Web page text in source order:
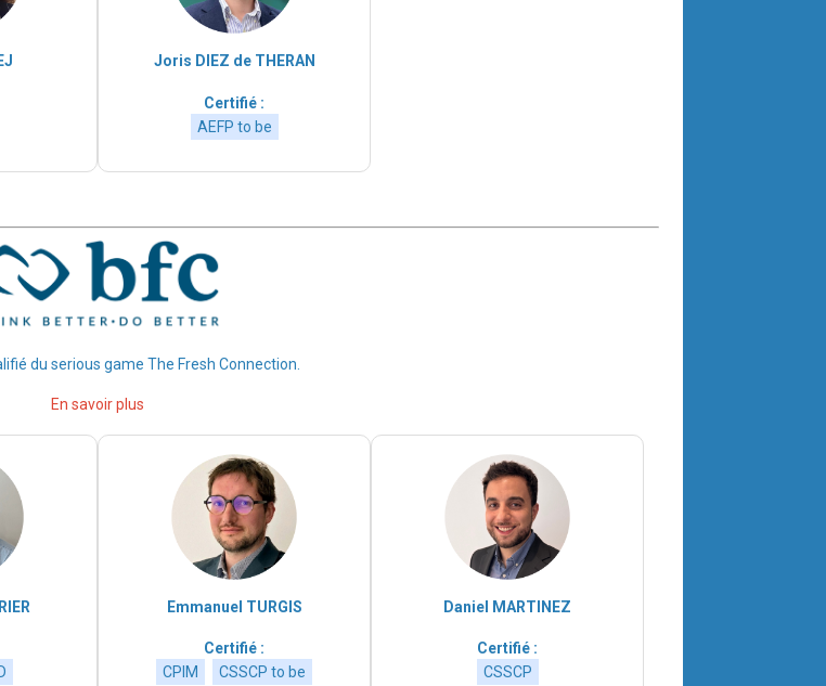
Joris DIEZ de THERAN
Certifié :
AEFP to be
du serious game The Fresh Connection.
En savoir plus
Emmanuel TURGIS
Certifié :
CPIM
CSSCP to be
Daniel MARTINEZ
Certifié :
CSSCP